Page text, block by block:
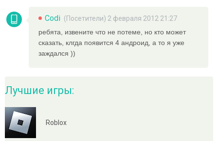
Codi (Посетители) 2 февраля 2012 21:27
ребята, извените что не потеме, но кто может
сказать, клгда появится 4 андроид, а то я уже
заждался ))
Лучшие игры:
Roblox